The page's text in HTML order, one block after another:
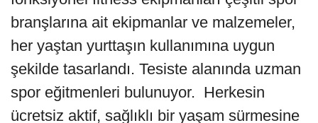
branşlarına ait ekipmanlar ve malzemeler,
her yaştan yurttaşın kullanımına uygun
şekilde tasarlandı. Tesiste alanında uzman
spor eğitmenleri bulunuyor. Herkesin
ücretsiz aktif, sağlıklı bir yaşam sürmesine